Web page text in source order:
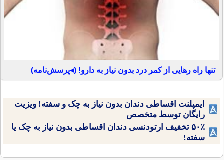
تنها راه رهایی از کمر درد بدون نیاز به دارو! (◂پرسش‌نامه)
ایمپلنت اقساطی دندان بدون نیاز به چک و سفته! ویزیت
رایگان توسط متخصص
۵۰٪ تخفیف ارتودنسی دندان اقساطی بدون نیاز به چک یا
سفته!